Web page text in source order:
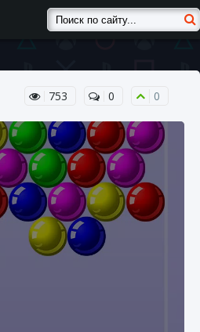
753 0 0